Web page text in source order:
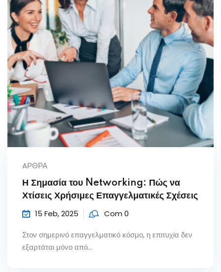
AΡΘΡΑ
Η Σημασία του Networking: Πώς να
Χτίσεις Χρήσιμες Επαγγελματικές Σχέσεις
15 Feb, 2025 Com 0
Στον σημερινό επαγγελματικό κόσμο, η επιτυχία δεν
εξαρτάται μόνο από...